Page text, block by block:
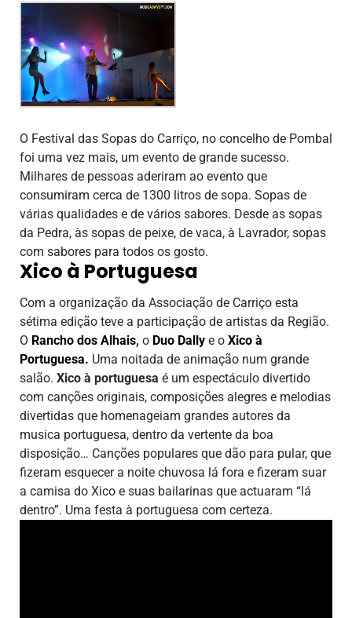
O Festival das Sopas do Carriço, no concelho de Pombal
foi uma vez mais, um evento de grande sucesso.
Milhares de pessoas aderiram ao evento que
consumiram cerca de 1300 litros de sopa. Sopas de
várias qualidades e de vários sabores. Desde as sopas
da Pedra, às sopas de peixe, de vaca, à Lavrador, sopas
com sabores para todos os gosto.
Xico à Portuguesa
Com a organização da Associação de Carriço esta
sétima edição teve a participação de artistas da Região.
O Rancho dos Alhais, o Duo Dally e o Xico à
Portuguesa. Uma noitada de animação num grande
salão. Xico à portuguesa é um espectáculo divertido
com canções originais, composições alegres e melodias
divertidas que homenageiam grandes autores da
musica portuguesa, dentro da vertente da boa
disposição… Canções populares que dão para pular, que
fizeram esquecer a noite chuvosa lá fora e fizeram suar
a camisa do Xico e suas bailarinas que actuaram “lá
dentro”. Uma festa à portuguesa com certeza.